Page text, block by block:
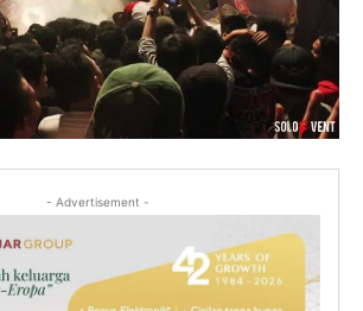
- Advertisement -